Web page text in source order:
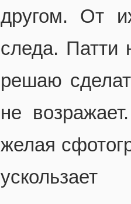
другом. От
следа. Патти
решаю
не
желая